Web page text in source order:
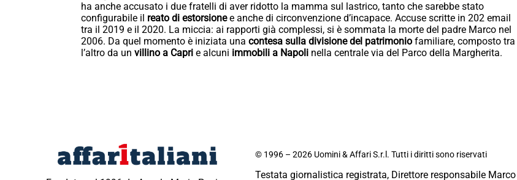
ha anche accusato i due fratelli di aver ridotto la mamma sul lastrico, tanto che sarebbe stato
configurabile il reato di estorsionee anche di circonvenzione d’incapace. Accuse scritte in 202 email
tra il 2019 e il 2020. La miccia: ai rapporti già complessi, si è sommata la morte del padre Marco nel
2006. Da quel momento è iniziata una contesa sulla divisione del patrimonio familiare, composto tra
l’altro da un villino a Capri e alcuni immobili a Napoli nella centrale via del Parco della Margherita.
© 1996 – 2026 Uomini & Affari S.r.l. Tutti i diritti sono riservati
Testata giornalistica registrata, Direttore responsabile